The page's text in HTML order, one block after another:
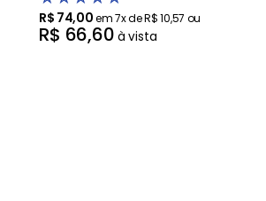
R$ 74,00em7x deR$ 10,57 ou
R$ 66,60 à vista